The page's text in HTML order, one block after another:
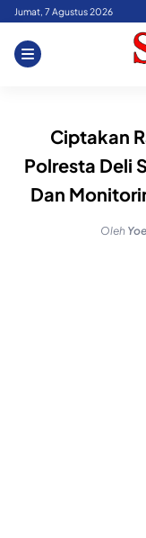
Skip
content
Jumat, 7 Agustus 2026
Ciptakan
Polresta Deli
Dan
Oleh